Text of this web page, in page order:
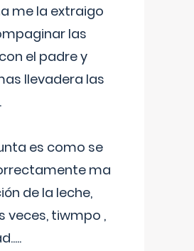
me la extraigo
las
el padre y
llevadera las
es como se
ma
de la leche,
veces, tiwmpo ,